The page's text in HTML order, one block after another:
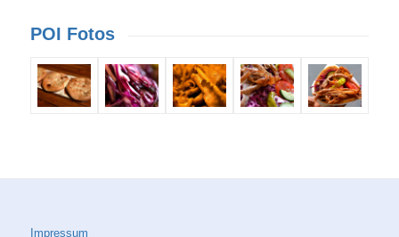
POI Fotos
Impressum